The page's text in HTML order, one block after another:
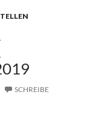
SCHREIBE